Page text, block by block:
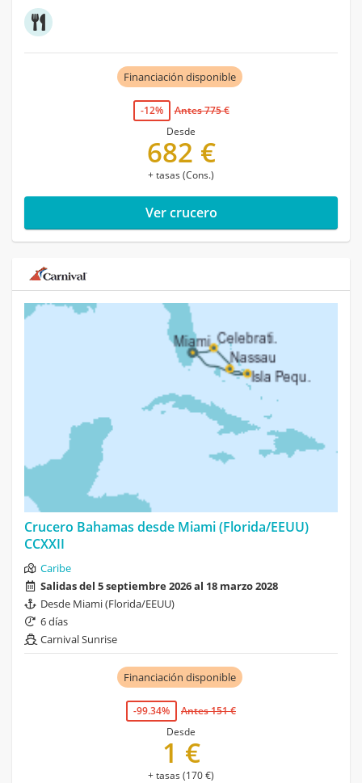
Financiación disponible
-12%
Antes 775 €
Desde
682 €
+ tasas (Cons.)
Ver crucero
Crucero Bahamas desde Miami (Florida/EEUU)
CCXXII
Caribe
Salidas del 5 septiembre 2026 al 18 marzo 2028
Desde Miami (Florida/EEUU)
6 días
Carnival Sunrise
Financiación disponible
-99.34%
Antes 151 €
Desde
1 €
+ tasas (170 €)